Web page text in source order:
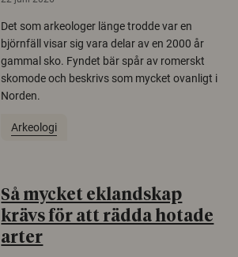
Det som arkeologer länge trodde var en
björnfäll visar sig vara delar av en 2000 år
gammal sko. Fyndet bär spår av romerskt
skomode och beskrivs som mycket ovanligt i
Norden.
Arkeologi
Så mycket eklandskap
krävs för att rädda hotade
arter